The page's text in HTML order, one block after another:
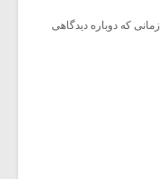
که دوباره دیدگاهی